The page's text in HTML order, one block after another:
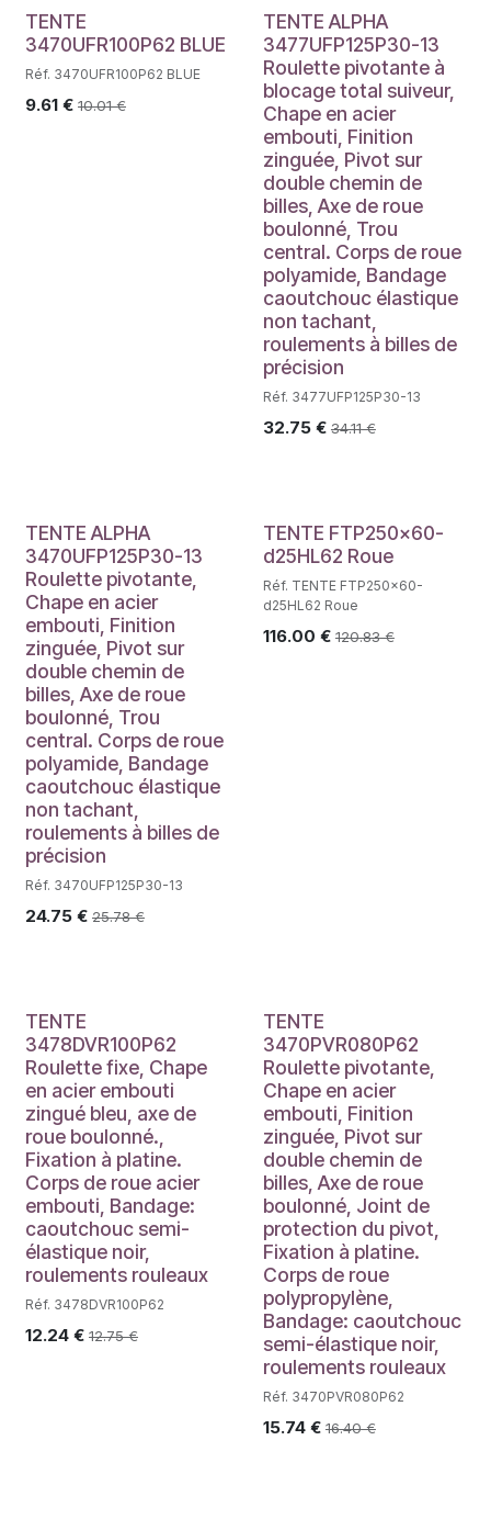
TENTE
3470UFR100P62 BLUE
Réf. 3470UFR100P62 BLUE
9.61 € 10.01€
TENTE ALPHA
3477UFP125P30-13
Roulette pivotante à
blocage total suiveur,
Chape en acier
embouti, Finition
zinguée, Pivot sur
double chemin de
billes, Axe de roue
boulonné, Trou
central. Corps de roue
polyamide, Bandage
caoutchouc élastique
non tachant,
roulements à billes de
précision
Réf. 3477UFP125P30-13
32.75€ 34.11€
TENTE ALPHA
3470UFP125P30-13
Roulette pivotante,
Chape en acier
embouti, Finition
zinguée, Pivot sur
double chemin de
billes, Axe de roue
boulonné, Trou
central. Corps de roue
polyamide, Bandage
caoutchouc élastique
non tachant,
roulements à billes de
précision
Réf. 3470UFP125P30-13
24.75 € 25.78€
TENTE FTP250x60-
d25HL62 Roue
Réf. TENTE FTP250x60-
d25HL62 Roue
116.00 € 120.83€
TENTE
3478DVR100P62
Roulette fixe, Chape
en acier embouti
zingué bleu, axe de
roue boulonné.,
Fixation à platine.
Corps de roue acier
embouti, Bandage:
caoutchouc semi-
élastique noir,
roulements rouleaux
Réf. 3478DVR100P62
12.24 € 12.75€
TENTE
3470PVR080P62
Roulette pivotante,
Chape en acier
embouti, Finition
zinguée, Pivot sur
double chemin de
billes, Axe de roue
boulonné, Joint de
protection du pivot,
Fixation à platine.
Corps de roue
polypropylène,
Bandage: caoutchouc
semi-élastique noir,
roulements rouleaux
Réf. 3470PVR080P62
15.74€ 16.40€